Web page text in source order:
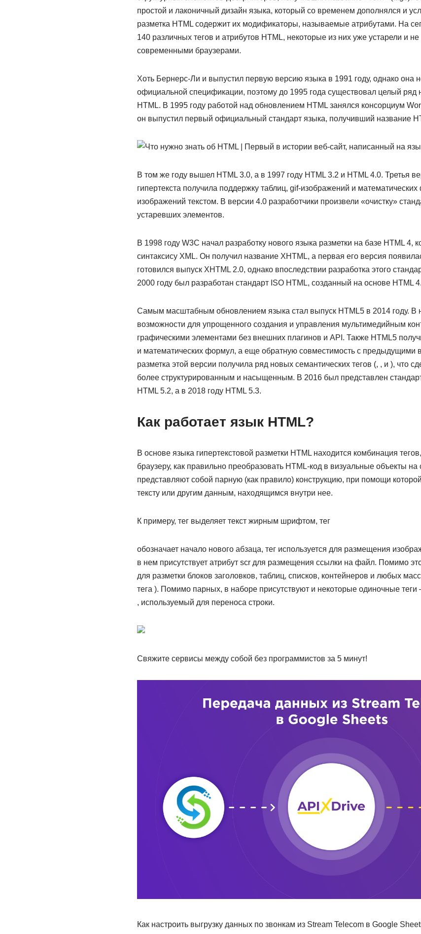
простой и лаконичный дизайн языка, который со временем дополнялся и
разметка HTML содержит их модификаторы, называемые атрибутами. На
140 различных тегов и атрибутов HTML, некоторые из них уже устарели и
современными браузерами.
Хоть Бернерс-Ли и выпустил первую версию языка в 1991 году, однако она
официальной спецификации, поэтому до 1995 года существовал целый ряд
HTML. В 1995 году работой над обновлением HTML занялся консорциум
он выпустил первый официальный стандарт языка, получивший название
В том же году вышел HTML 3.0, а в 1997 году HTML 3.2 и HTML 4.0. Третья
гипертекста получила поддержку таблиц, gif-изображений и
изображений текстом. В версии 4.0 разработчики произвели «очистку»
устаревших элементов.
В 1998 году W3C начал разработку нового языка разметки на базе HTML 4,
синтаксису XML. Он получил название XHTML, а первая его версия
готовился выпуск XHTML 2.0, однако впоследствии разработка этого
2000 году был разработан стандарт ISO HTML, созданный на основе HTML
Самым масштабным обновлением языка стал выпуск HTML5 в 2014 году. В
возможности для упрощенного создания и управления мультимедийным
графическими элементами без внешних плагинов и API. Также HTML5
и математических формул, а еще обратную совместимость с предыдущими
разметка этой версии получила ряд новых семантических тегов (, , и ), что
более структурированным и насыщенным. В 2016 был представлен
HTML 5.2, а в 2018 году HTML 5.3.
Как работает язык HTML?
В основе языка гипертекстовой разметки HTML находится комбинация
браузеру, как правильно преобразовать HTML-код в визуальные объекты на
представляют собой парную (как правило) конструкцию, при помощи
тексту или другим данным, находящимся внутри нее.
К примеру, тег выделяет текст жирным шрифтом, тег
обозначает начало нового абзаца, тег используется для размещения
в нем присутствует атрибут scr для размещения ссылки на файл. Помимо
для разметки блоков заголовков, таблиц, списков, контейнеров и любых
тега ). Помимо парных, в наборе присутствуют и некоторые одиночные теги
, используемый для переноса строки.
Свяжите сервисы между собой без программистов за 5 минут!
Как настроить выгрузку данных по звонкам из Stream Telecom в Google